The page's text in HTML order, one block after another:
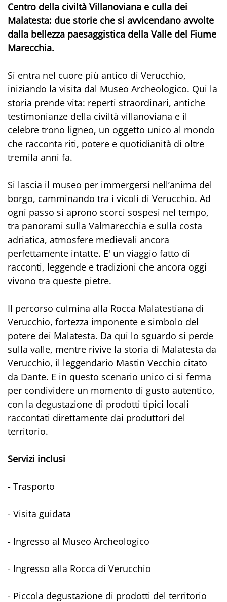
Centro della civiltà Villanoviana e culla dei
Malatesta: due storie che si avvicendano avvolte
dalla bellezza paesaggistica della Valle del Fiume
Marecchia.
Si entra nel cuore più antico di Verucchio,
iniziando la visita dal Museo Archeologico. Qui la
storia prende vita: reperti straordinari, antiche
testimonianze della civiltà villanoviana e il
celebre trono ligneo, un oggetto unico al mondo
che racconta riti, potere e quotidianità di oltre
tremila anni fa.
Si lascia il museo per immergersi nell’anima del
borgo, camminando tra i vicoli di Verucchio. Ad
ogni passo si aprono scorci sospesi nel tempo,
tra panorami sulla Valmarecchia e sulla costa
adriatica, atmosfere medievali ancora
perfettamente intatte. E' un viaggio fatto di
racconti, leggende e tradizioni che ancora oggi
vivono tra queste pietre.
Il percorso culmina alla Rocca Malatestiana di
Verucchio, fortezza imponente e simbolo del
potere dei Malatesta. Da qui lo sguardo si perde
sulla valle, mentre rivive la storia di Malatesta da
Verucchio, il leggendario Mastin Vecchio citato
da Dante. E in questo scenario unico ci si ferma
per condividere un momento di gusto autentico,
con la degustazione di prodotti tipici locali
raccontati direttamente dai produttori del
territorio.
Servizi inclusi
- Trasporto
- Visita guidata
- Ingresso al Museo Archeologico
- Ingresso alla Rocca di Verucchio
- Piccola degustazione di prodotti del territorio